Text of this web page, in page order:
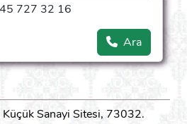
727 32 16
Ara
Sanayi Sitesi, 73032.